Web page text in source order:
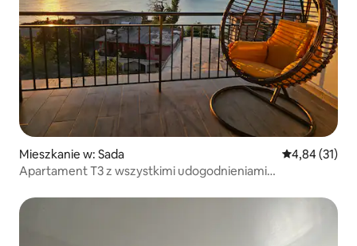
Mieszkanie w: Sada Średnia
4,84 (31)
Apartament T3 z wszystkimi udogodnieniami